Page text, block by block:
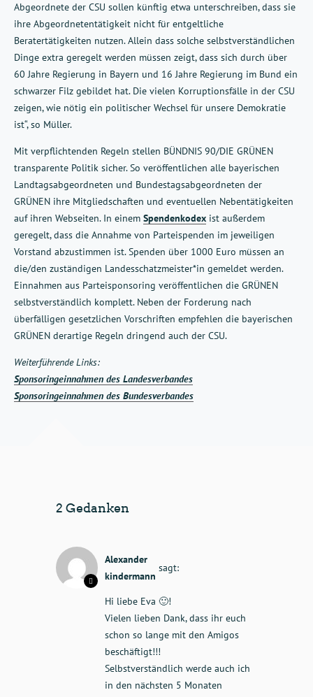
Abgeordnete der CSU sollen künftig etwa unterschreiben, dass sie
ihre Abgeordnetentätigkeit nicht für entgeltliche
Beratertätigkeiten nutzen. Allein dass solche selbstverständlichen
Dinge extra geregelt werden müssen zeigt, dass sich durch über
60 Jahre Regierung in Bayern und 16 Jahre Regierung im Bund ein
schwarzer Filz gebildet hat. Die vielen Korruptionsfälle in der CSU
zeigen, wie nötig ein politischer Wechsel für unsere Demokratie
ist“, so Müller.
Mit verpflichtenden Regeln stellen BÜNDNIS 90/DIE GRÜNEN
transparente Politik sicher. So veröffentlichen alle bayerischen
Landtagsabgeordneten und Bundestagsabgeordneten der
GRÜNEN ihre Mitgliedschaften und eventuellen Nebentätigkeiten
auf ihren Webseiten. In einem Spendenkodex ist außerdem
geregelt, dass die Annahme von Parteispenden im jeweiligen
Vorstand abzustimmen ist. Spenden über 1000 Euro müssen an
die/den zuständigen Landesschatzmeister*in gemeldet werden.
Einnahmen aus Parteisponsoring veröffentlichen die GRÜNEN
selbstverständlich komplett. Neben der Forderung nach
überfälligen gesetzlichen Vorschriften empfehlen die bayerischen
GRÜNEN derartige Regeln dringend auch der CSU.
Weiterführende Links:
Sponsoringeinnahmen des Landesverbandes
Sponsoringeinnahmen des Bundesverbandes
2 Gedanken
Alexander
kindermann
sagt:
Hi liebe Eva 🙂!
Vielen lieben Dank, dass ihr euch
schon so lange mit den Amigos
beschäftigt!!!
Selbstverständlich werde auch ich
in den nächsten 5 Monaten